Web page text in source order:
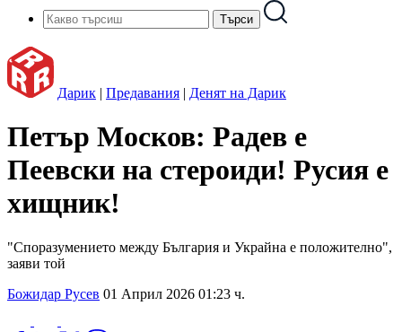
Дарик | Предавания | Денят на Дарик
Петър Москов: Радев е
Пеевски на стероиди! Русия е
хищник!
"Споразумението между България и Украйна е положително",
заяви той
Божидар Русев 01 Април 2026 01:23 ч.